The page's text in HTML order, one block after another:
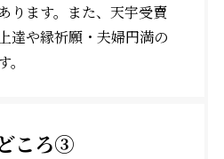
ります。また、天宇受賣
達や縁祈願・夫婦円満の
ころ③